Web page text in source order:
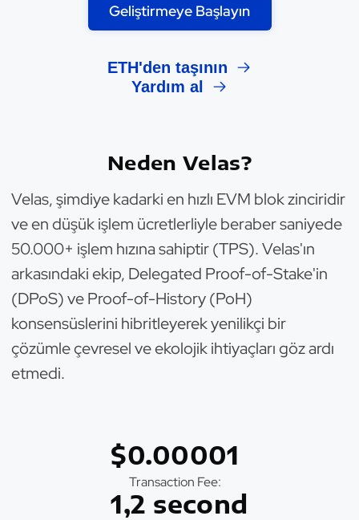
Geliştirmeye Başlayın
ETH'den taşının
Yardım al
Neden Velas?
Velas, şimdiye kadarki en hızlı EVM blok zinciridir
ve en düşük işlem ücretlerliyle beraber saniyede
50.000+ işlem hızına sahiptir (TPS). Velas'ın
arkasındaki ekip, Delegated Proof-of-Stake'in
(DPoS) ve Proof-of-History (PoH)
konsensüslerini hibritleyerek yenilikçi bir
çözümle çevresel ve ekolojik ihtiyaçları göz ardı
etmedi.
$0.00001
Transaction Fee:
1,2 second